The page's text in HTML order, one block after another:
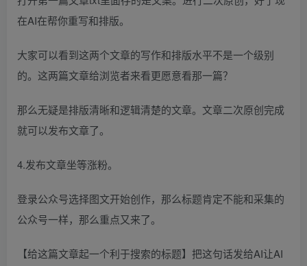
在AI在帮你重写和排版。
大家可以看到这两个文章的写作和排版水平不是一个级别
的。这两篇文章给浏览者来看更愿意看那一篇？
那么无疑是排版清晰和逻辑清楚的文章。文章二次原创完成
就可以发布文章了。
4.发布文章坐等涨粉。
登录公众号选择图文开始创作，那么标题肯定不能和采集的
公众号一样，那么重点又来了。
【给这篇文章起一个利于搜索的标题】把这句话发给AI让AI